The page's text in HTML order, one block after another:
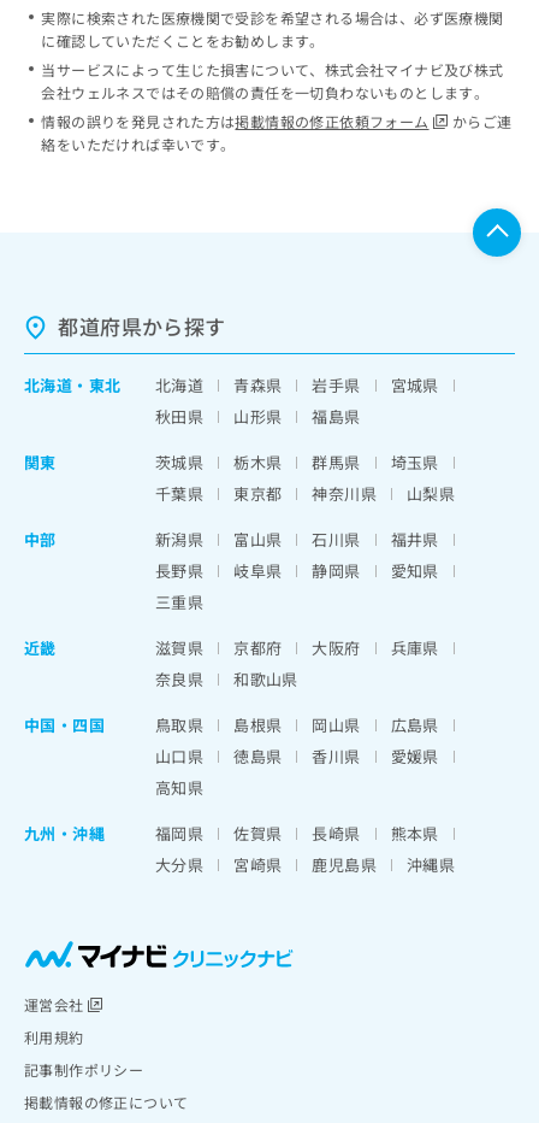
実際に検索された医療機関で受診を希望される場合は、必ず医療機関
に確認していただくことをお勧めします。
当サービスによって生じた損害について、株式会社マイナビ及び株式
会社ウェルネスではその賠償の責任を一切負わないものとします。
情報の誤りを発見された方は掲載情報の修正依頼フォーム
からご連
絡をいただければ幸いです。
都道府県から探す
北海道 ・ 東北 北海道 青森県 岩手県
宮城県
秋田県
山形県
福島県
関東
茨城県 栃木県 群馬県
埼玉県
千葉県
東京都 神奈川県
山梨県
中部
新潟県 富山県 石川県
福井県
長野県
岐阜県 静岡県
愛知県
三重県
近畿
滋賀県 京都府 大阪府
兵庫県
奈良県
和歌山県
中国・四国
鳥取県 島根県 岡山県
広島県
山口県
徳島県 香川県
愛媛県
高知県
九州・沖縄
福岡県 佐賀県 長崎県
熊本県
大分県
宮崎県 鹿児島県 沖縄県
運営会社
利用規約
記事制作ポリシー
掲載情報の修正について